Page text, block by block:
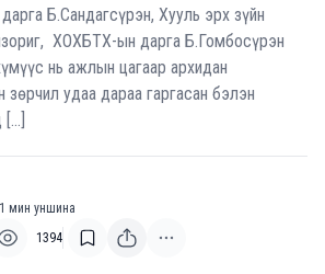
Б.Сандагсүрэн, Хууль эрх зүйн
ХОХБТХ-ын дарга Б.Гомбосүрэн
нь ажлын цагаар архидан
зөрчил удаа дараа гаргасан бэлэн
1 мин уншина
1394